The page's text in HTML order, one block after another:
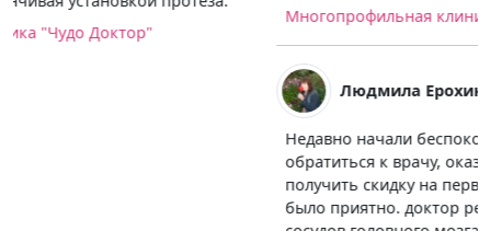
Многопрофильная клиника "Чудо Доктор"
14.05.2017
Недавно начали беспокоить головные боли и решила
обратиться к врачу, оказалось, что в центре можно
получить скидку на первичный прием специалиста,
было приятно. доктор рекомендовал сделать мрт